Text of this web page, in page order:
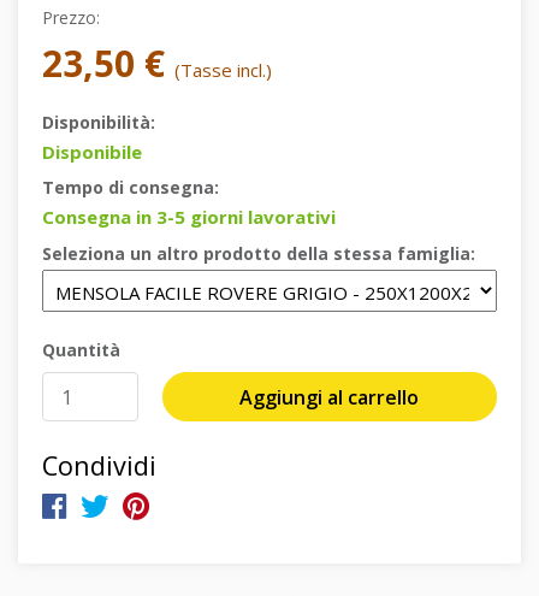
Prezzo:
23,50 € (Tasse incl.)
Disponibilità:
Disponibile
Tempo di consegna:
Consegna in 3-5 giorni lavorativi
Seleziona un altro prodotto della stessa famiglia:
Quantità
Aggiungi al carrello
Condividi